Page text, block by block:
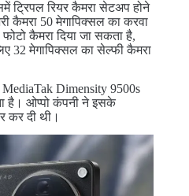
ट्रिपल रियर कैमरा सेटअप होने
कैमरा 50 मेगापिक्सल का करवा
कैमरा दिया जा सकता है,
32 मेगापिक्सल का सेल्फी कैमरा
MediaTak Dimensity 9500s
है। ओप्पो कंपनी ने इसके
कर दी थी।